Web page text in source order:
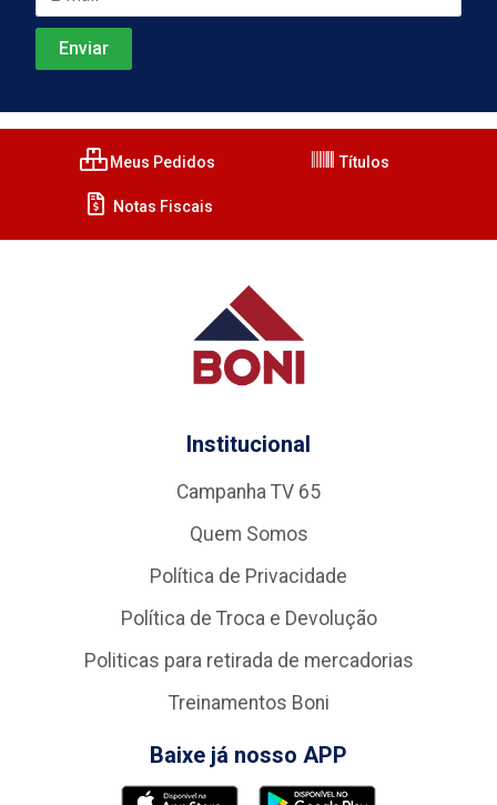
Meus Pedidos Títulos
Notas Fiscais
Institucional
Campanha TV 65
Quem Somos
Política de Privacidade
Política de Troca e Devolução
Politicas para retirada de mercadorias
Treinamentos Boni
Baixe já nosso APP